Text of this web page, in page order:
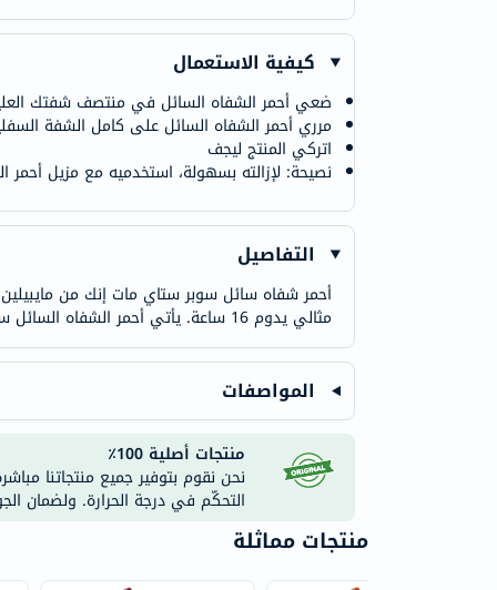
كيفية الاستعمال
ضعي أحمر الشفاه السائل في منتصف شفتك
مرري أحمر الشفاه السائل على كامل الشفة
اتركي المنتج ليجف
نصيحة: لإزالته بسهولة، استخدميه مع مزيل أحمر
التفاصيل
أحمر شفاه سائل سوبر ستاي مات إنك من مايبيلين
مثالي يدوم 16 ساعة. يأتي أحمر الشفاه السائل سوبر ستاي مات إنك مع أداة تطبيق دقيقة على شكل سهم لتأثير مطفي ناعم كبشرة مثالية بلمسة واحدة.
المواصفات
منتجات أصلية 100٪
نحن نقوم بتوفير جميع منتجاتنا
التحكّم في درجة الحرارة. ولضمان
منتجات مماثلة